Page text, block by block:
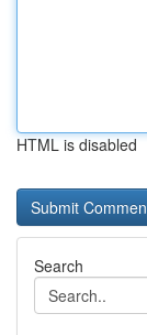
HTML is disabled
Search